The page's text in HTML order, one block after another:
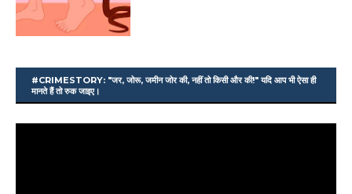
#CRIMESTORY: "जर, जोरू, जमीन जोर की, नहीं तो किसी और की!" यदि आप भी ऐसा ही
मानते हैं तो रुक जाइए।